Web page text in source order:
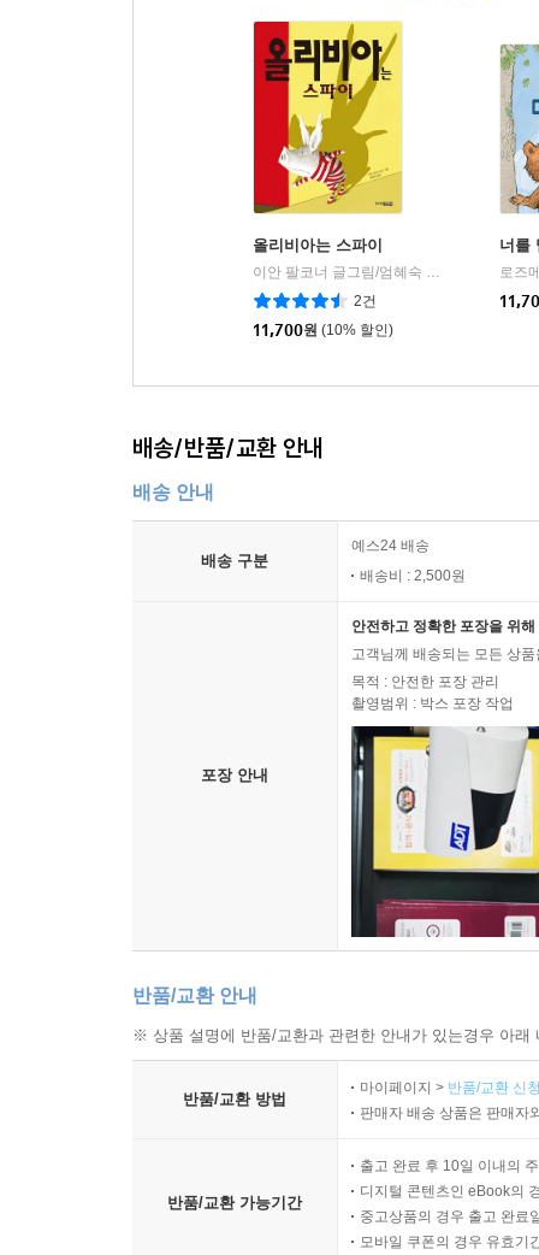
올리비아는 스파이
이안 팔코너 글그림/엄혜숙 역
주니어김영사
2건
11,700원 (10% 할인)
너를
배송/반품/교환 안내
배송 안내
배송 구분
예스24 배송
배송비 : 2,500원
포장 안내
안전하고 정확한 포장을 위
고객님께 배송되는 모든 상
목적 : 안전한 포장 관리
촬영범위 : 박스 포장 작업
반품/교환 안내
※ 상품 설명에 반품/교환과 관련한 안내가 있는경우 아
반품/교환 방법
마이페이지 > 반품/교환 신
판매자 배송 상품은 판매자
반품/교환 가능기간
출고 완료 후 10일 이내의
디지털 콘텐츠인 eBook의
중고상품의 경우 출고 완료
모바일 쿠폰의 경우 유효기